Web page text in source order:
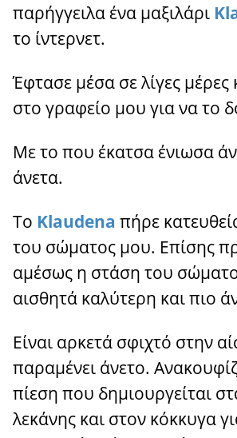
παρήγγειλα ένα μαξιλάρι
το ίντερνετ.
Έφτασε μέσα σε λίγες μέρες
στο γραφείο μου για να το
Με το που έκατσα ένιωσα
άνετα.
Το Klaudena πήρε
του σώματος μου. Επίσης
αμέσως η στάση του
αισθητά καλύτερη και πιο
Είναι αρκετά σφιχτό στην
παραμένει άνετο.
πίεση που δημιουργείται
λεκάνης και στον κόκκυγα